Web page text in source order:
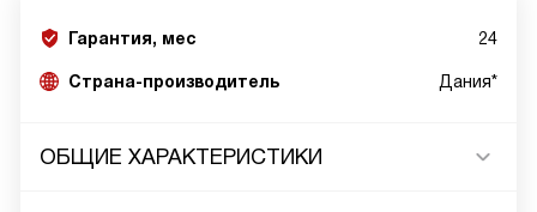
Гарантия, мес 24
Страна-производитель Дания*
ОБЩИЕ ХАРАКТЕРИСТИКИ